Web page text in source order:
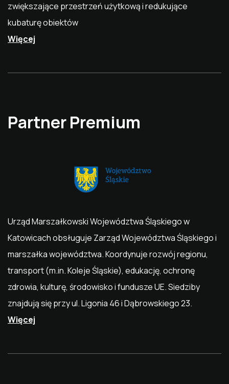
zwiększające przestrzeń użytkową i redukujące
kubaturę obiektów
Więcej
Partner Premium
Urząd Marszałkowski Województwa Śląskiegow
Katowicach obsługuje Zarząd Województwa Śląskiego i
marszałka województwa. Koordynuje rozwój regionu,
transport (m.in.Koleje Śląskie), edukację, ochronę
zdrowia, kulturę, środowisko i fundusze UE. Siedziby
znajdują się przy ul. Ligonia 46 i Dąbrowskiego 23.
Więcej